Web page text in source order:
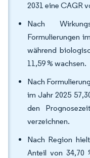
2031 eine CAGR
Nach
Formulierungen
während
11,59 % wachsen.
Nach
im Jahr 2025
den
verzeichnen.
Nach Region
Anteil von 34,70